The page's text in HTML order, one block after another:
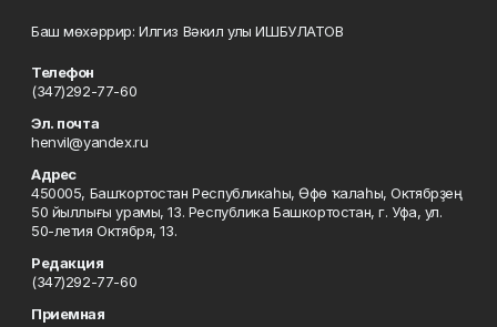
Баш мөхәррир: Илгиз Вәкил улы ИШБУЛАТОВ
Телефон
(347)292-77-60
Эл. почта
henvil@yandex.ru
Адрес
450005, Башҡортостан Республикаһы, Өфө ҡалаһы, Октябрҙең
50 йыллығы урамы, 13. Республика Башкортостан, г. Уфа, ул.
50-летия Октября, 13.
Редакция
(347)292-77-60
Приемная